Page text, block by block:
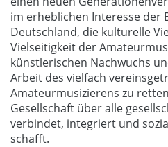
im erheblichen Interesse der
Deutschland, die kulturelle
Vielseitigkeit der
künstlerischen Nachwuchs
Arbeit des vielfach
Amateurmusizierens zu
Gesellschaft über alle
verbindet, integriert und
schafft.